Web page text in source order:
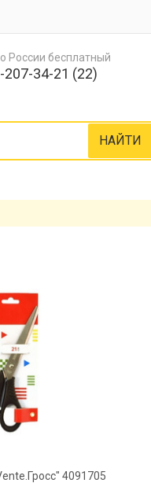
России бесплатный
207-34-21 (22)
НАЙТИ
4091705